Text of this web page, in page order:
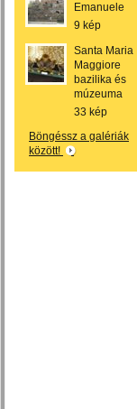
Emanuele
9 kép
Santa Maria
Maggiore
bazilika és
múzeuma
33 kép
Böngéssz a galériák
között!